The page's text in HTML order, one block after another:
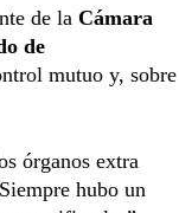
de la Cámara
de
mutuo y, sobre
órganos extra
hubo un